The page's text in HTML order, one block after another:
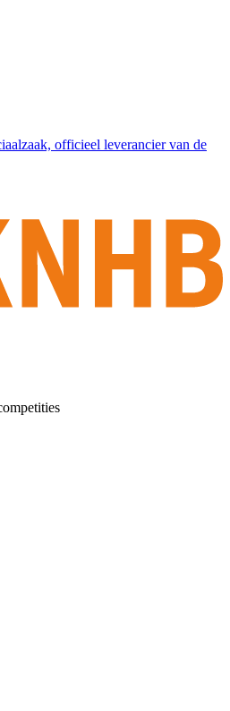
officieel leverancier van de